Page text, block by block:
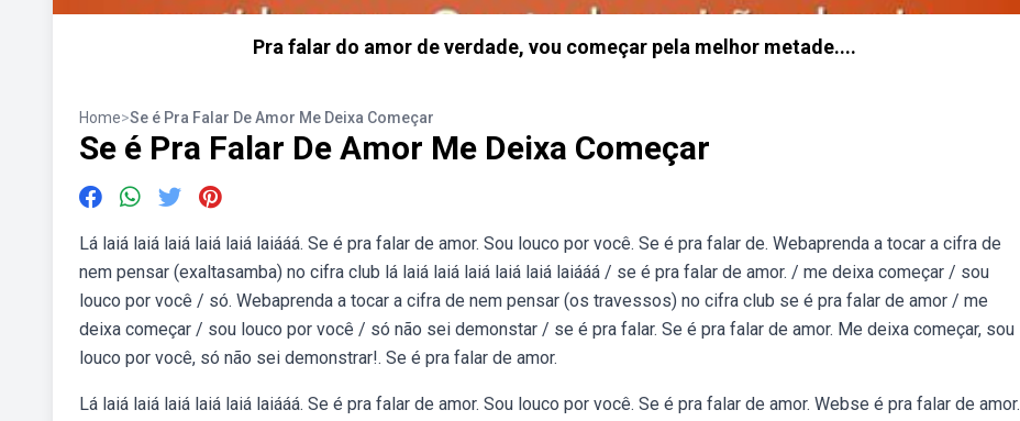
Pra falar do amor de verdade, vou começar pela melhor metade....
Home>Se é Pra Falar De Amor Me Deixa Começar
Se é Pra Falar De Amor Me Deixa Começar
Lá laiá laiá laiá laiá laiá laiááá. Se é pra falar de amor. Sou louco por você. Se é pra falar de. Webaprenda a tocar a cifra de
nem pensar (exaltasamba) no cifra club lá laiá laiá laiá laiá laiá laiááá / se é pra falar de amor. / me deixa começar / sou
louco por você / só. Webaprenda a tocar a cifra de nem pensar (os travessos) no cifra club se é pra falar de amor / me
deixa começar / sou louco por você / só não sei demonstar / se é pra falar. Se é pra falar de amor. Me deixa começar, sou
louco por você, só não sei demonstrar!. Se é pra falar de amor.
Lá laiá laiá laiá laiá laiá laiááá. Se é pra falar de amor. Sou louco por você. Se é pra falar de amor. Webse é pra falar de amor.